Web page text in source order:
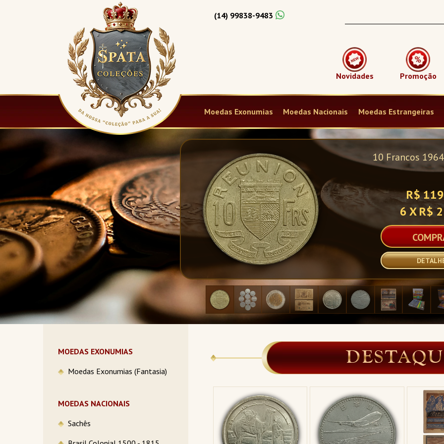
(14) 99838-9483
Novidades Promoção
Moedas Exonumias Moedas Nacionais Moedas Estrangeiras
10 Moedas FC
do
R$
10 X R$
MOEDAS EXONUMIAS
Moedas Exonumias (Fantasia)
MOEDAS NACIONAIS
Sachês